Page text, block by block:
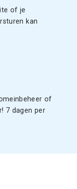
of je
kan
of
7 dagen per